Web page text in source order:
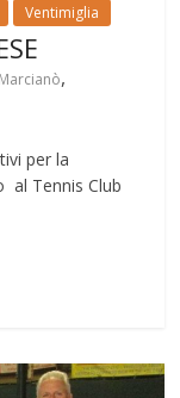
Ventimiglia
,
per la
al Tennis Club